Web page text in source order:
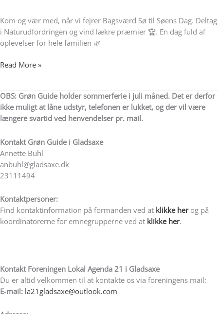
Kom og vær med, når vi fejrer Bagsværd Sø til Søens Dag. Deltag
i Naturudfordringen og vind lækre præmier 🏆. En dag fuld af
oplevelser for hele familien 🌿
Read More »
OBS: Grøn Guide holder sommerferie i juli måned. Det er derfor
ikke muligt at låne udstyr, telefonen er lukket, og der vil være
længere svartid ved henvendelser pr. mail.
Kontakt Grøn Guide i Gladsaxe
Annette Buhl
anbuhl@gladsaxe.dk
23111494
Kontaktpersoner:
Find kontaktinformation på formanden ved at klikke herog på
koordinatorerne for emnegrupperne ved at klikke her.
Kontakt Foreningen Lokal Agenda 21 i Gladsaxe
Du er altid velkommen til at kontakte os via foreningens mail:
E-mail: la21gladsaxe@outlook.com